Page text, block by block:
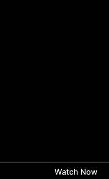
Watch Now